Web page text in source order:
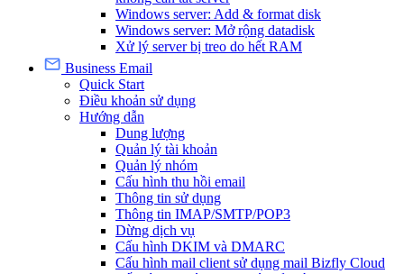
Windows server: Add & format disk
Windows server: Mở rộng datadisk
Xử lý server bị treo do hết RAM
Business Email
Quick Start
Điều khoản sử dụng
Hướng dẫn
Dung lượng
Quản lý tài khoản
Quản lý nhóm
Cấu hình thu hồi email
Thông tin sử dụng
Thông tin IMAP/SMTP/POP3
Dừng dịch vụ
Cấu hình DKIM và DMARC
Cấu hình mail client sử dụng mail Bizfly Cloud